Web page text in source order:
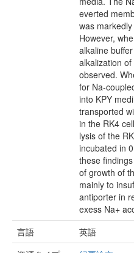
everted
was
However,
alkaline
alkalization
observed.
for Na-
into KPY
transported
in the RK4
lysis of the
incubated in
these
of growth of
mainly to
antiporter in
exess Na+
言語
英語